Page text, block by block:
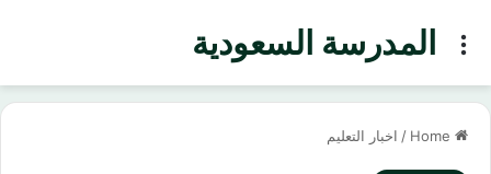
المدرسة السعوديةMenu
/ اخبار التعليم